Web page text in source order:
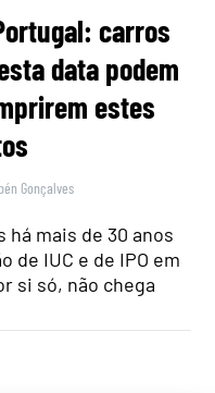
carros
data podem
estes
Gonçalves
mais de 30 anos
de IUC e de IPO em
si só, não chega